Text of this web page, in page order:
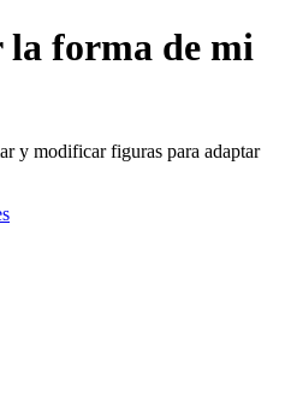
la forma de mi
y modificar figuras para adaptar